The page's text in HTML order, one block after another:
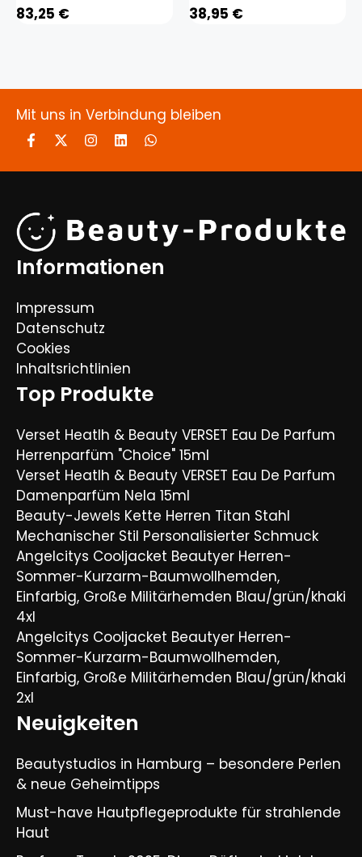
83,25 € 38,95 €
Mit uns in Verbindung bleiben
Informationen
Impressum
Datenschutz
Cookies
Inhaltsrichtlinien
Top Produkte
Verset Heatlh & Beauty VERSET Eau De Parfum
Herrenparfüm "Choice" 15ml
Verset Heatlh & Beauty VERSET Eau De Parfum
Damenparfüm Nela 15ml
Beauty-Jewels Kette Herren Titan Stahl
Mechanischer Stil Personalisierter Schmuck
Angelcitys Cooljacket Beautyer Herren-
Sommer-Kurzarm-Baumwollhemden,
Einfarbig, Große Militärhemden Blau/grün/khaki
4xl
Angelcitys Cooljacket Beautyer Herren-
Sommer-Kurzarm-Baumwollhemden,
Einfarbig, Große Militärhemden Blau/grün/khaki
2xl
Neuigkeiten
Beautystudios in Hamburg – besondere Perlen
& neue Geheimtipps
Must-have Hautpflegeprodukte für strahlende
Haut